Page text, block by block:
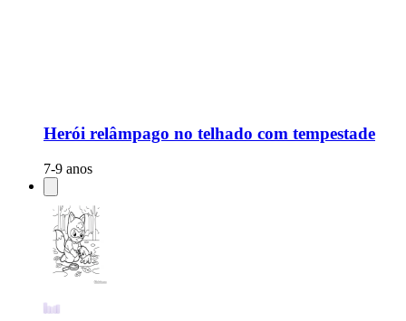
Herói relâmpago no telhado com tempestade
7-9 anos